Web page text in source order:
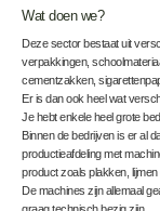
Wat doen we?
Deze sector bestaat uit
verpakkingen,
cementzakken,
Er is dan ook heel wat
Je hebt enkele heel grote
Binnen de bedrijven is er al
productieafdeling met
product zoals plakken, lijmen
De machines zijn allemaal